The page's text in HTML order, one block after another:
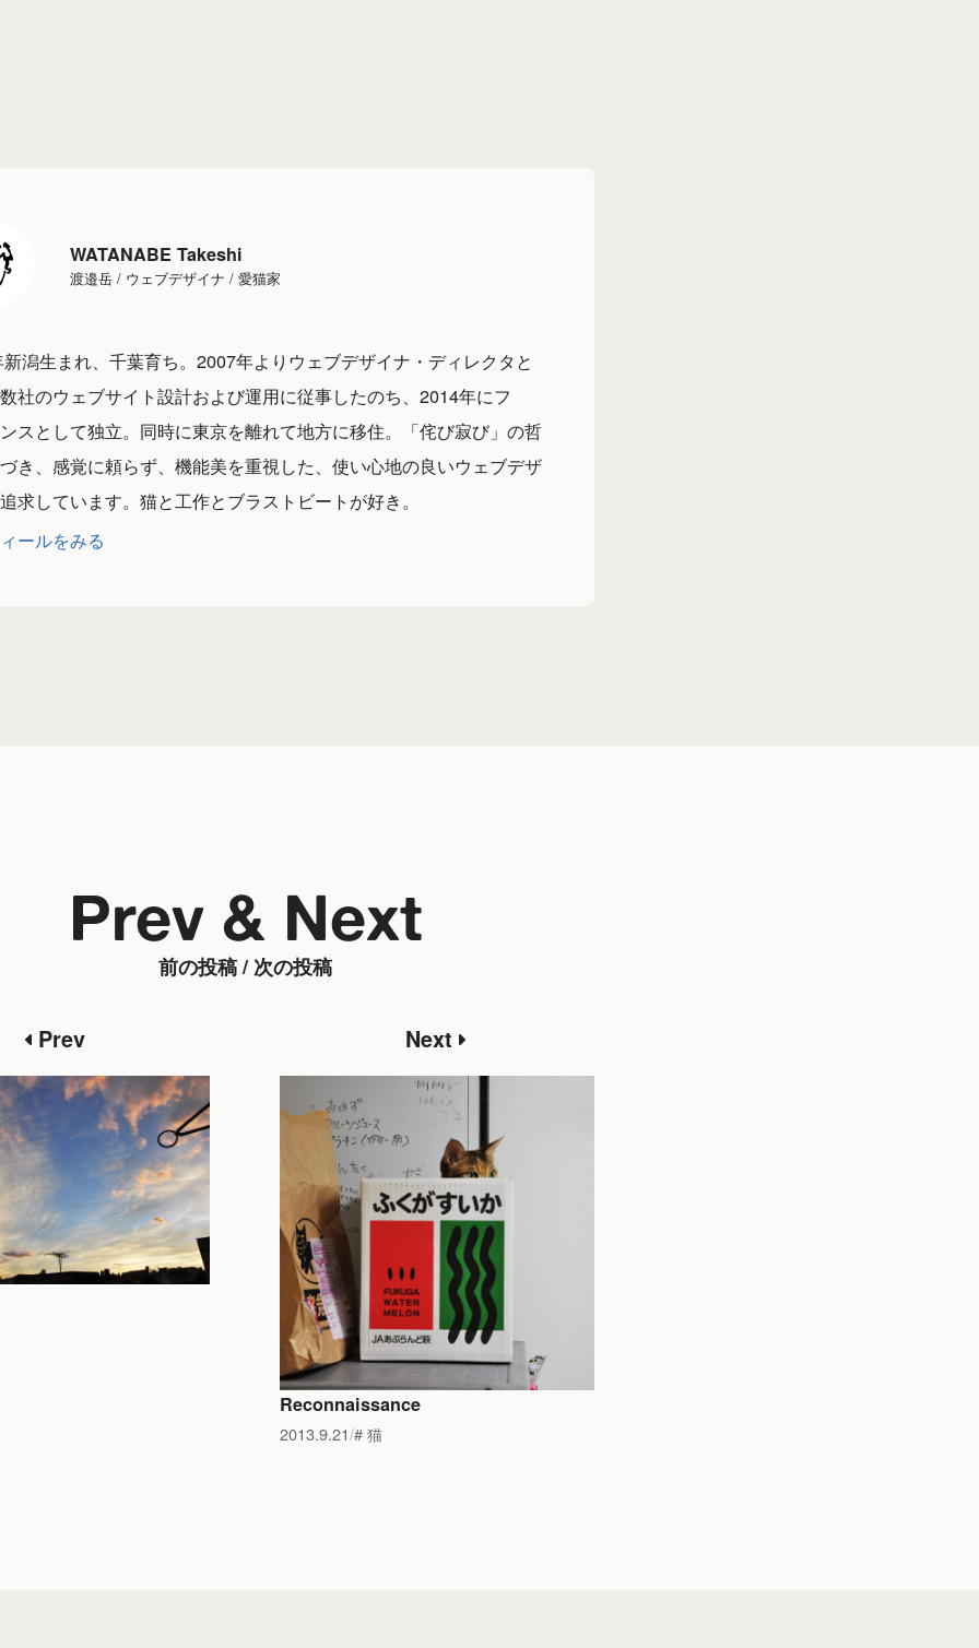
WATANABE Takeshi
渡邉岳 / ウェブデザイナ / 愛猫家
潟生まれ、千葉育ち。2007年よりウェブデザイナ・ディレクタと
社のウェブサイト設計および運用に従事したのち、2014年にフ
スとして独立。同時に東京を離れて地方に移住。「侘び寂び」の哲
き、感覚に頼らず、機能美を重視した、使い心地の良いウェブデザ
求しています。猫と工作とブラストビートが好き。
ールをみる
前の投稿 / 次の投稿
Prev & Next
Prev Next
Reconnaissance
2013.9.21 猫